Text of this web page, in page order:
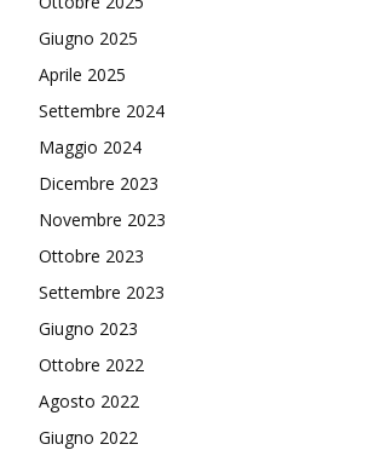
Giugno 2025
Aprile 2025
Settembre 2024
Maggio 2024
Dicembre 2023
Novembre 2023
Ottobre 2023
Settembre 2023
Giugno 2023
Ottobre 2022
Agosto 2022
Giugno 2022